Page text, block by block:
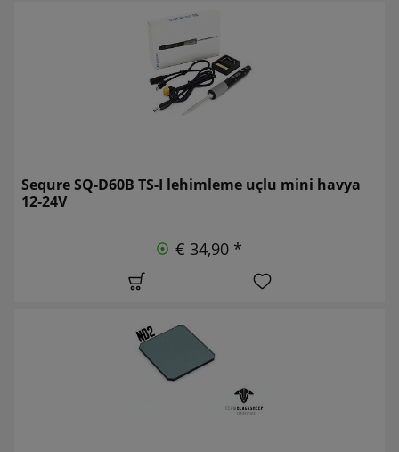
Sequre SQ-D60B TS-I lehimleme uçlu mini havya
12-24V
€ 34,90 *